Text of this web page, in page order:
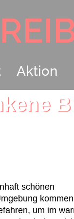
Aktion
schönen
um im